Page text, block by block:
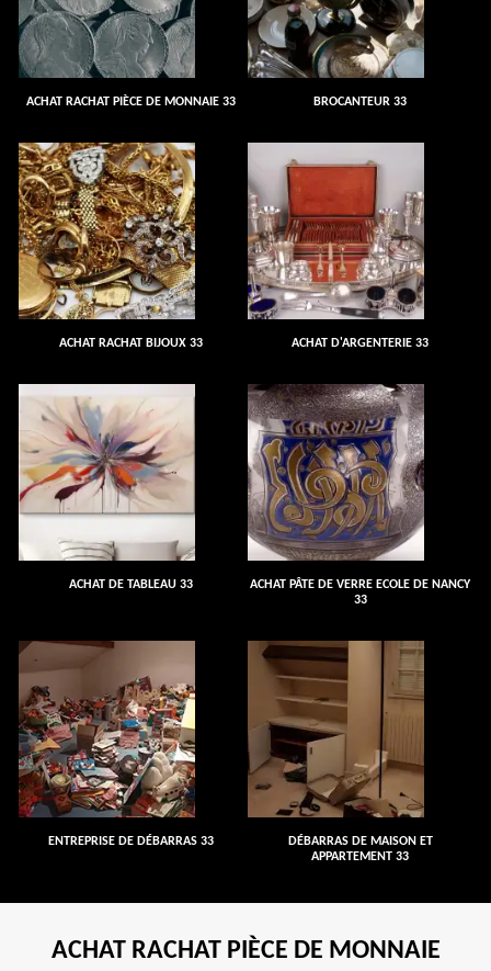
ACHAT RACHAT PIÈCE DE MONNAIE 33 BROCANTEUR 33
ACHAT RACHAT BIJOUX 33 ACHAT D'ARGENTERIE 33
ACHAT DE TABLEAU 33
ACHAT PÂTE DE VERRE ECOLE DE NANCY
33
ENTREPRISE DE DÉBARRAS 33
DÉBARRAS DE MAISON ET
APPARTEMENT 33
ACHAT RACHAT PIÈCE DE MONNAIE